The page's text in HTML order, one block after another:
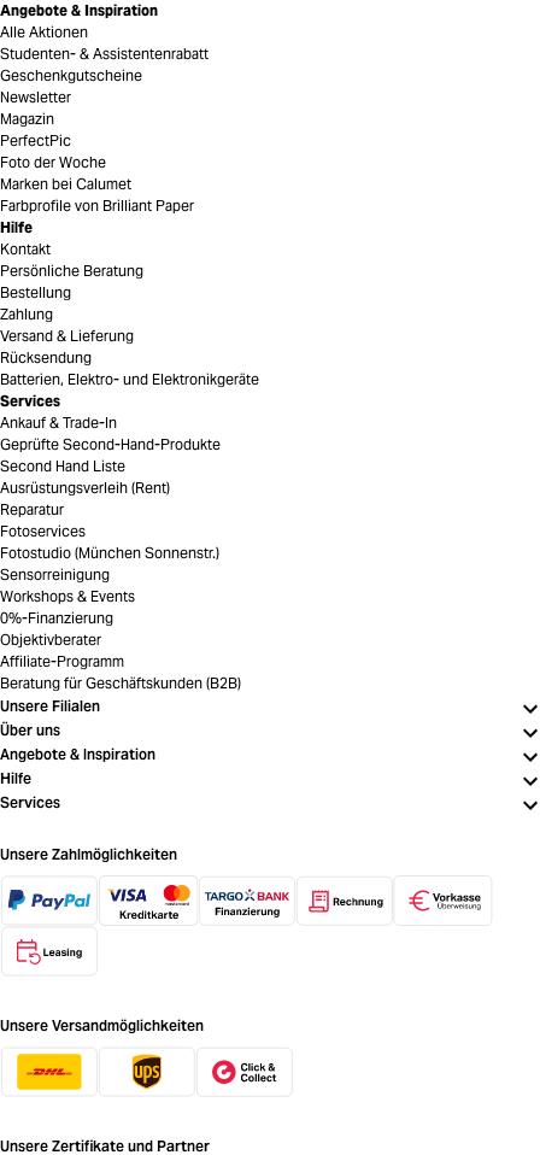
Angebote & Inspiration
Alle Aktionen
Studenten- & Assistentenrabatt
Geschenkgutscheine
Newsletter
Magazin
PerfectPic
Foto der Woche
Marken bei Calumet
Farbprofile von Brilliant Paper
Hilfe
Kontakt
Persönliche Beratung
Bestellung
Zahlung
Versand & Lieferung
Rücksendung
Batterien, Elektro- und Elektronikgeräte
Services
Ankauf & Trade-In
Geprüfte Second-Hand-Produkte
Second Hand Liste
Ausrüstungsverleih (Rent)
Reparatur
Fotoservices
Fotostudio (München Sonnenstr.)
Sensorreinigung
Workshops & Events
0%-Finanzierung
Objektivberater
Affiliate-Programm
Beratung für Geschäftskunden (B2B)
Unsere Filialen
Über uns
Angebote & Inspiration
Hilfe
Services
Unsere Zahlmöglichkeiten
Unsere Versandmöglichkeiten
Unsere Zertifikate und Partner